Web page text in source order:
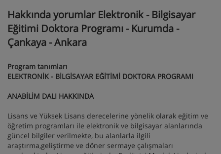
Hakkında yorumlar Elektronik - Bilgisayar
Eğitimi Doktora Programı - Kurumda -
Çankaya - Ankara
Program tanımları
ELEKTRONİK - BİLGİSAYAR EĞİTİMİ DOKTORA PROGRAMI
ANABİLİM DALI HAKKINDA
Lisans ve Yüksek Lisans derecelerine yönelik olarak eğitim ve
öğretim programları ile elektronik ve bilgisayar alanlarında
güncel bilgiler verilmekte, bu alanlarla ilgili
araştırma,geliştirme ve döner sermaye çalışmaları